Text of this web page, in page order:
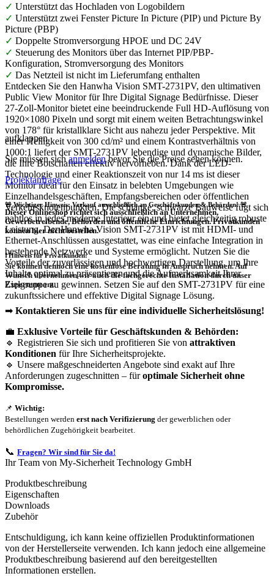
✓ Unterstützt das Hochladen von Logobildern
✓ Unterstützt zwei Fenster Picture In Picture (PIP) und Picture By
Picture (PBP)
✓ Doppelte Stromversorgung HPOE und DC 24V
✓ Steuerung des Monitors über das Internet PIP/PBP-
Konfiguration, Stromversorgung des Monitors
✓ Das Netzteil ist nicht im Lieferumfang enthalten
Entdecken Sie den Hanwha Vision SMT-2731PV, den ultimativen
Public View Monitor für Ihre Digital Signage Bedürfnisse. Dieser
27-Zoll-Monitor bietet eine beeindruckende Full HD-Auflösung von
1920×1080 Pixeln und sorgt mit einem weiten Betrachtungswinkel
von 178° für kristallklare Sicht aus nahezu jeder Perspektive. Mit
einer Helligkeit von 300 cd/m² und einem Kontrastverhältnis von
1000:1 liefert der SMT-2731PV lebendige und dynamische Bilder,
die Ihre Botschaften effektiv hervorheben. Dank der LED-
Technologie und einer Reaktionszeit von nur 14 ms ist dieser
Monitor ideal für den Einsatz in belebten Umgebungen wie
Einzelhandelsgeschäften, Empfangsbereichen oder öffentlichen
Verkehrsknotenpunkten. Die schlanke, schwarze Bauweise fügt sich
nahtlos in jedes moderne Interieur ein und bietet gleichzeitig robuste
Leistung. Der Hanwha Vision SMT-2731PV ist mit HDMI- und
Ethernet-Anschlüssen ausgestattet, was eine einfache Integration in
bestehende Netzwerke und Systeme ermöglicht. Nutzen Sie die
Vorteile der zuverlässigen und hochwertigen Darstellung, um Ihre
Inhalte optimal zu präsentieren und die Aufmerksamkeit Ihrer
Zielgruppe zu gewinnen. Setzen Sie auf den SMT-2731PV für eine
zukunftssichere und effektive Digital Signage Lösung.
aufklappen
Sie müssen sichanmeldenbevor Sie die Preise sehen können.
Projektanfrage
🚨 Wichtiger Hinweis: Verkauf ausschließlich an Geschäftskunden & Behörden! 🚨
Dieser Onlineshop richtet sichausschließlichan Unternehmen,
Gewerbetreibende, Behörden und öffentliche Einrichtungen.Privatkunden
können hier nicht bestellen.
❗Hinweis für Privatkunden:
Sie können dennoch einekostenlose Beratungin Anspruch nehmen. Auf
Wunsch übernehmen wir auch diefachgerechte Installationdurch unser
Expertenteam.
➡ Kontaktieren Sie uns für eine individuelle Sicherheitslösung!
💼 Exklusive Vorteile für Geschäftskunden & Behörden:
🔹 Registrieren Sie sich und profitieren Sie von attraktiven
Konditionen für Ihre Sicherheitsprojekte.
🔹 Unsere maßgeschneiderten Angebote sind exakt auf Ihre
Anforderungen zugeschnitten – füroptimale Sicherheit ohne
Kompromisse.
📌 Wichtig:
Bestellungen werden erst nach Verifizierung der gewerblichen oder
behördlichen Zugehörigkeit bearbeitet.
📞 Fragen? Wir sind für Sie da!
Ihr Team von My-Sicherheit Technology GmbH
Produktbeschreibung
Eigenschaften
Downloads
Zubehör
Entschuldigung, ich kann keine offiziellen Produktinformationen
von der Herstellerseite verwenden. Ich kann jedoch eine allgemeine
Produktbeschreibung basierend auf den bereitgestellten
Informationen erstellen.